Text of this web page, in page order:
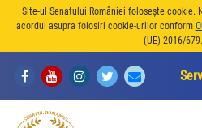
Site-ul Senatului României folosește cookie.
acordul asupra folosiri cookie-urilor conform
(UE) 2016/679.